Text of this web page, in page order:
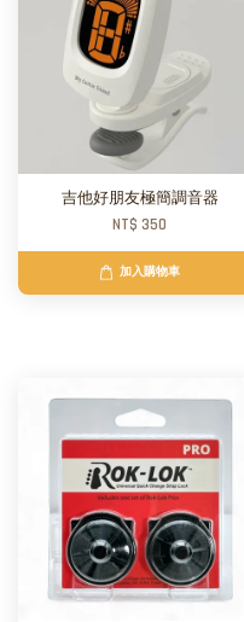
吉他好朋友極簡調音器
NT$ 350
加入購物車